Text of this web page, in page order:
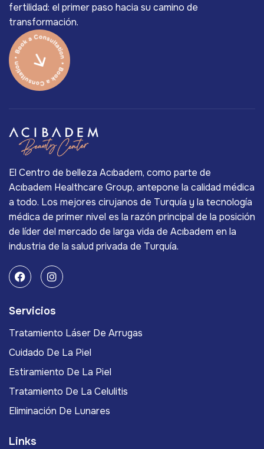
fertilidad: el primer paso hacia su camino de
transformación.
El Centro de belleza Acıbadem, como parte de
Acıbadem Healthcare Group, antepone la calidad médica
a todo. Los mejores cirujanos de Turquía y la tecnología
médica de primer nivel es la razón principal de la posición
de líder del mercado de larga vida de Acıbadem en la
industria de la salud privada de Turquía.
Servicios
Tratamiento Láser De Arrugas
Cuidado De La Piel
Estiramiento De La Piel
Tratamiento De La Celulitis
Eliminación De Lunares
Links